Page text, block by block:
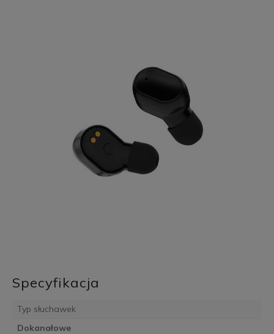
Specyfikacja
Typ słuchawek
Dokanałowe